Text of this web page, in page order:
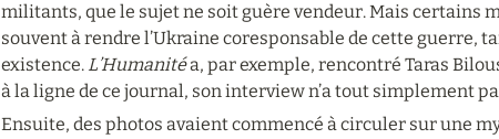
militants, que le sujet ne soit guère vendeur. Mais certains
souvent à rendre l’Ukraine coresponsable de cette guerre,
existence. L’Humanité a, par exemple, rencontré Taras
à la ligne de ce journal, son interview n’a tout simplement
Ensuite, des photos avaient commencé à circuler sur une